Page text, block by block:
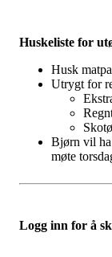
Huskeliste for
Husk
Utrygt for
Bjørn vil ha
møte
Logg inn for å